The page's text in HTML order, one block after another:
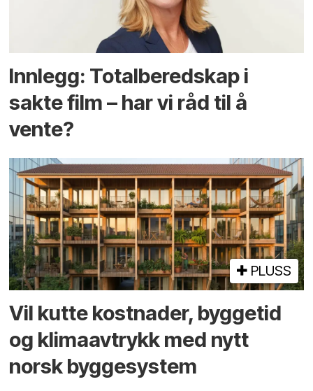
Innlegg: Totalberedskap i
sakte film – har vi råd til å
vente?
PLUSS
Vil kutte kostnader, byggetid
og klima­avtrykk med nytt
norsk bygge­system